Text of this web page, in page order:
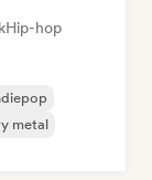
Hip-hop
metal